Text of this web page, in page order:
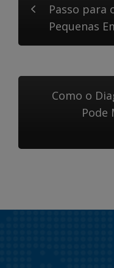
Passo para
Pequenas
Como o
Pode